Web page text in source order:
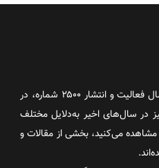
روز آنلاین روزنامه‌ای اینترنتی بود که پس از طول ۱۲ سال فعالیت و انتشار ۲۵۰۰ شماره، در
نیز در سال‌های اخیر به‌دلایل مختلف
می‌کنید، بخشی از مقالات و